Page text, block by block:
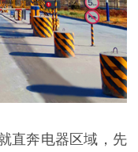
直奔电器区域，先